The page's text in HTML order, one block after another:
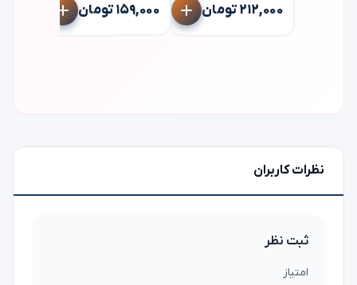
۲۱۲,۰۰۰ تومان ۱۵۹,۰۰۰ تومان
نظرات کاربران
ثبت نظر
امتیاز